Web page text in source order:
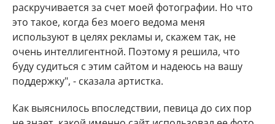
раскручивается за счет моей фотографии. Но что
это такое, когда без моего ведома меня
используют в целях рекламы и, скажем так, не
очень интеллигентной. Поэтому я решила, что
буду судиться с этим сайтом и надеюсь на вашу
поддержку", - сказала артистка.
Как выяснилось впоследствии, певица до сих пор